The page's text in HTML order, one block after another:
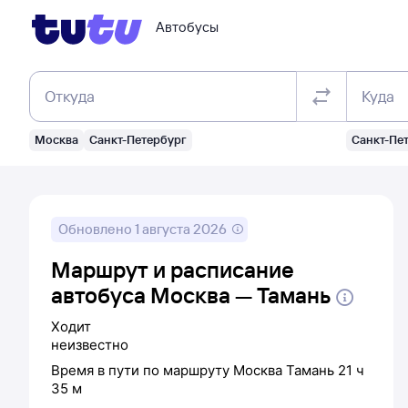
Автобусы
Откуда
Москва Санкт-Петербург
Куда
Санкт-
Обновлено 1 августа 2026
Маршрут и расписание
автобуса Москва — Тамань
Ходит
неизвестно
Время в пути по маршруту Москва Тамань 21 ч
35 м